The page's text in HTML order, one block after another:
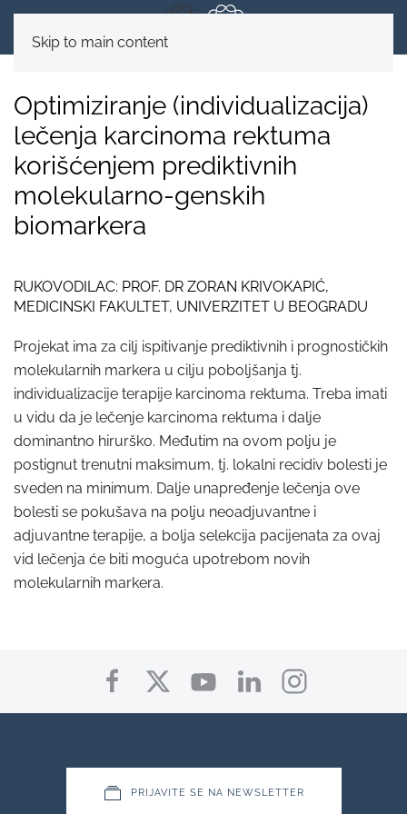
Skip to main content
Optimiziranje (individualizacija)
lečenja karcinoma rektuma
korišćenjem prediktivnih
molekularno-genskih
biomarkera
RUKOVODILAC: PROF. DR ZORAN KRIVOKAPIĆ,
MEDICINSKI FAKULTET, UNIVERZITET U BEOGRADU
Projekat ima za cilj ispitivanje prediktivnih i prognostičkih
molekularnih markera u cilju poboljšanja tj.
individualizacije terapije karcinoma rektuma. Treba imati
u vidu da je lečenje karcinoma rektuma i dalje
dominantno hirurško. Međutim na ovom polju je
postignut trenutni maksimum, tj. lokalni recidiv bolesti je
sveden na minimum. Dalje unapređenje lečenja ove
bolesti se pokušava na polju neoadjuvantne i
adjuvantne terapije, a bolja selekcija pacijenata za ovaj
vid lečenja će biti moguća upotrebom novih
molekularnih markera.
PRIJAVITE SE NA NEWSLETTER